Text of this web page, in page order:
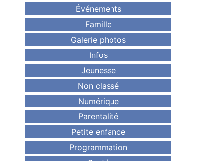
Événements
Famille
Galerie photos
Infos
Jeunesse
Non classé
Numérique
Parentalité
Petite enfance
Programmation